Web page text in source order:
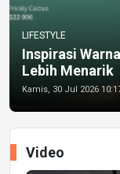
LIFESTYLE
Inspirasi
Lebih Menarik
Kamis, 30 Jul 2026
Video